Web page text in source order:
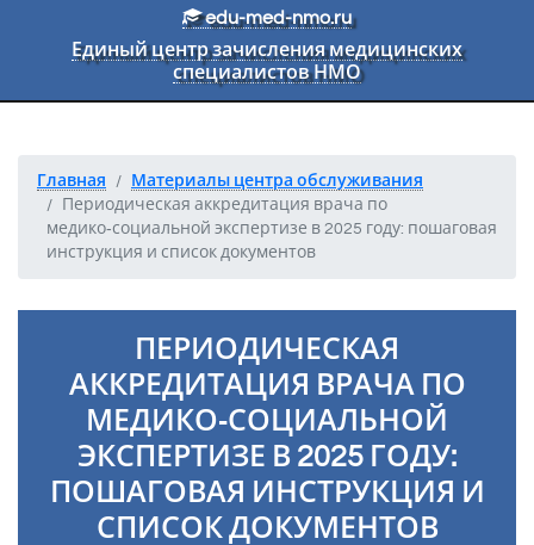
Перейти к основному текстуedu-med-nmo.ru
Единый центр зачисления медицинских
специалистов НМО
Главная
Материалы центра обслуживания
Периодическая аккредитация врача по
медико‑социальной экспертизе в 2025 году: пошаговая
инструкция и список документов
ПЕРИОДИЧЕСКАЯ
АККРЕДИТАЦИЯ ВРАЧА ПО
МЕДИКО‑СОЦИАЛЬНОЙ
ЭКСПЕРТИЗЕ В 2025 ГОДУ:
ПОШАГОВАЯ ИНСТРУКЦИЯ И
СПИСОК ДОКУМЕНТОВ